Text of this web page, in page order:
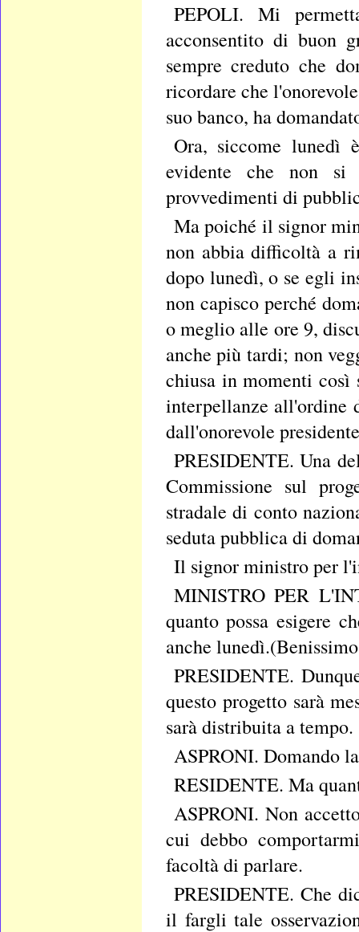
PEPOLI. Mi
acconsentito di buon
sempre creduto che
ricordare che
suo banco, ha
Ora, siccome lunedì
evidente che non
provvedimenti di
Ma poiché il signor
non abbia difficoltà a
dopo lunedì, o se egli
non capisco perché
o meglio alle ore 9,
anche più tardi; non
chiusa in momenti
interpellanze all'ordine
dall'onorevole
PRESIDENTE. Una
Commissione sul
stradale di conto
seduta pubblica di
Il signor ministro per
MINISTRO PER
quanto possa esigere
anche
PRESIDENTE.
questo progetto sarà
sarà distribuita a tempo.
ASPRONI. Domando
RESIDENTE. Ma
ASPRONI. Non
cui debbo
facoltà di parlare.
PRESIDENTE. Che
il fargli tale